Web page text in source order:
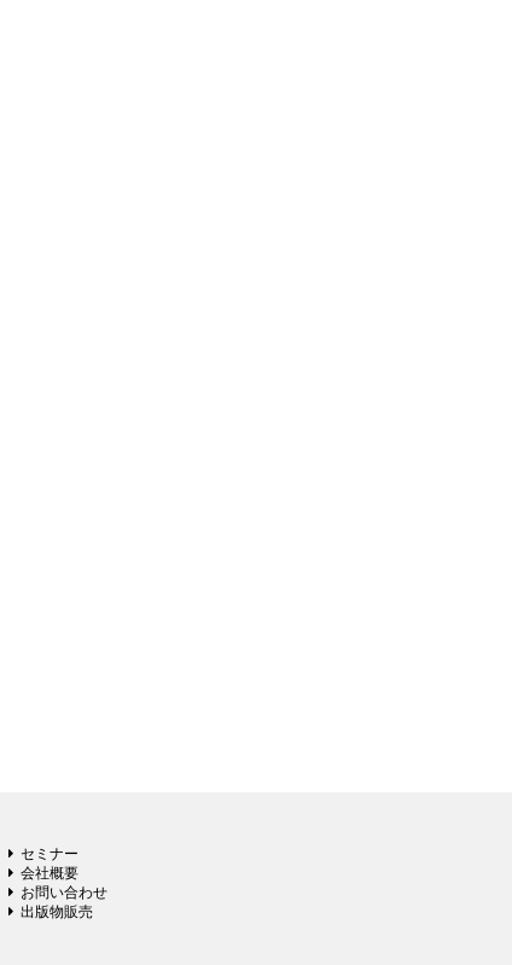
セミナー
会社概要
お問い合わせ
出版物販売